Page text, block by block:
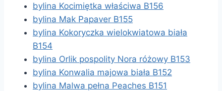
bylina Kocimiętka właściwa B156
bylina Mak Papaver B155
bylina Kokoryczka wielokwiatowa biała
B154
bylina Orlik pospolity Nora różowy B153
bylina Konwalia majowa biała B152
bylina Malwa pełna Peaches B151